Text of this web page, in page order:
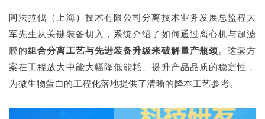
阿法拉伐（上海）技术有限公司分离技术业务发展总监程大
军先生从关键装备切入，系统介绍了如何通过离心机与超滤
膜的组合分离工艺与先进装备升级来破解量产瓶颈。这套方
案在工程放大中能大幅降低能耗、提升产品品质的稳定性，
为微生物蛋白的工程化落地提供了清晰的降本工艺参考。